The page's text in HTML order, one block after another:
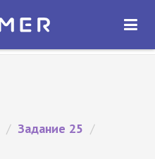
ОТКРЫТЬ
/ Задание 25 /